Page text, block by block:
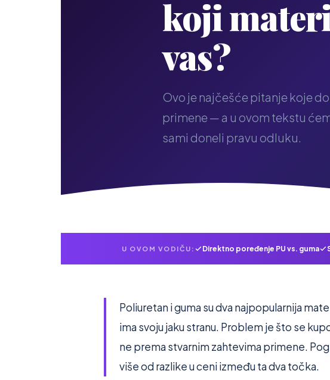
koji
vas?
Ovo je najčešće pitanje koje
primene — a u ovom tekstu
sami doneli pravu odluku.
U OVOM VODIČU: Direktno poređenje PU vs. guma
Poliuretan i guma su dva najpopularnija
ima svoju jaku stranu. Problem je što se
ne prema stvarnim zahtevima primene.
više od razlike u ceni između ta dva točka.